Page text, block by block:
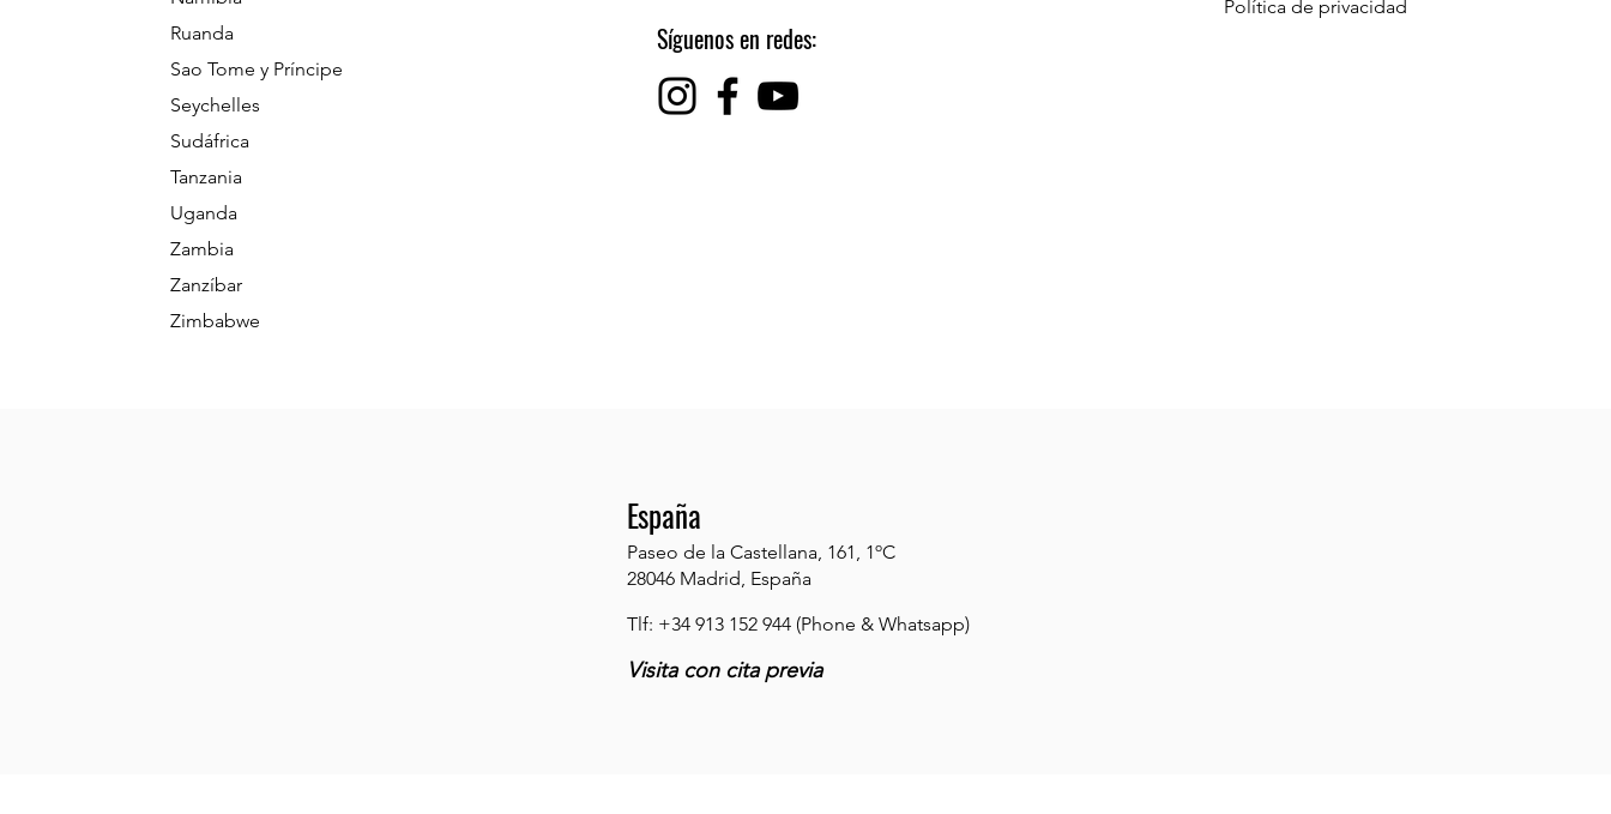
Ruanda
Sao Tome y Príncipe
Seychelles
Sudáfrica
Tanzania
Uganda
Zambia
Zanzíbar
Zimbabwe
Síguenos en redes:
Política de privacidad
España
Paseo de la Castellana, 161, 1ºC
28046 Madrid, España
Tlf: +34 913 152 944 (Phone & Whatsapp)
Visita con cita previa